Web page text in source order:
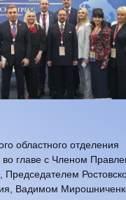
областного отделения
главе с Членом
Вадимом